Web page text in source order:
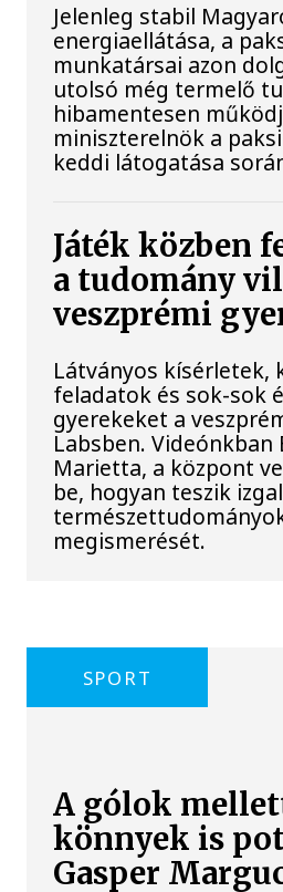
Jelenleg stabil
energiaellátása, a
munkatársai azon
utolsó még termelő
hibamentesen
miniszterelnök a
keddi látogatása
Játék közben
a tudomány
veszprémi
Látványos kísérletek,
feladatok és sok-sok
gyerekeket a
Labsben. Videónkban
Marietta, a központ
be, hogyan teszik
megismerését.
SPORT
A gólok
könnyek is
Gasper